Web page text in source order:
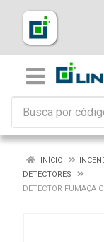
INÍCIO
DETECTORES
DETECTOR FUMAÇA